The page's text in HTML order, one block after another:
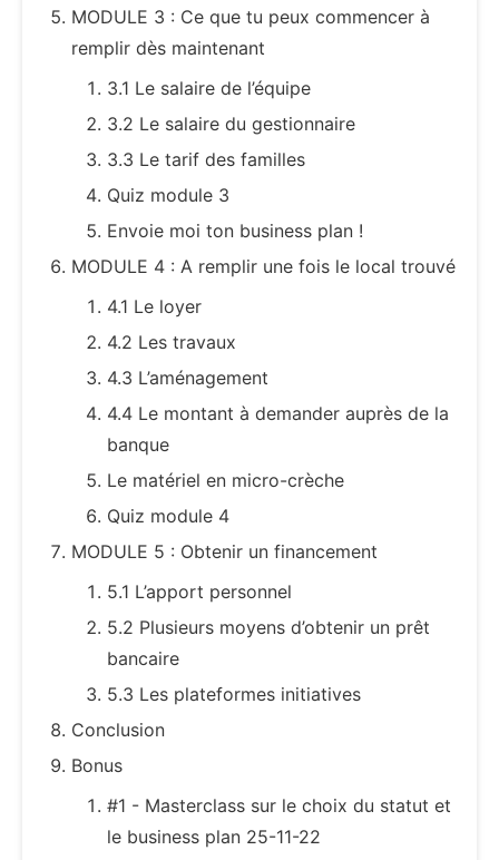
MODULE 3 : Ce que tu peux commencer à
remplir dès maintenant
3.1 Le salaire de l’équipe
3.2 Le salaire du gestionnaire
3.3 Le tarif des familles
Quiz module 3
Envoie moi ton business plan !
MODULE 4 : A remplir une fois le local trouvé
4.1 Le loyer
4.2 Les travaux
4.3 L’aménagement
4.4 Le montant à demander auprès de la
banque
Le matériel en micro-crèche
Quiz module 4
MODULE 5 : Obtenir un financement
5.1 L’apport personnel
5.2 Plusieurs moyens d’obtenir un prêt
bancaire
5.3 Les plateformes initiatives
Conclusion
Bonus
#1 - Masterclass sur le choix du statut et
le business plan 25-11-22